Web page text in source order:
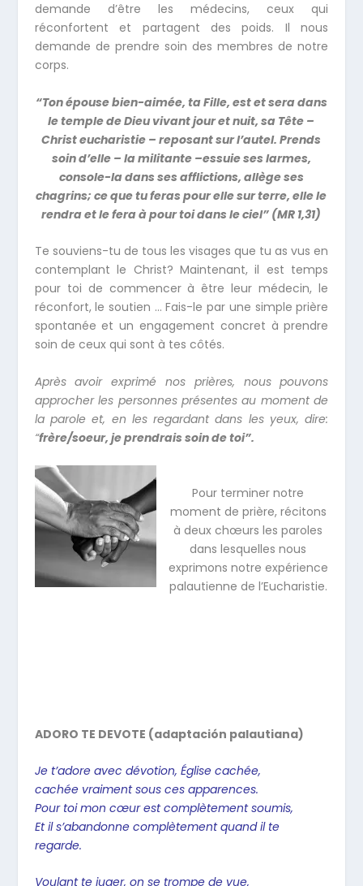
demande d’être les médecins, ceux qui
réconfortent et partagent des poids. Il nous
demande de prendre soin des membres de notre
corps.
“Ton épouse bien-aimée, ta Fille, est et sera dans
le temple de Dieu vivant jour et nuit, sa Tête –
Christ eucharistie – reposant sur l’autel. Prends
soin d’elle – la militante –essuie ses larmes,
console-la dans ses afflictions, allège ses
chagrins; ce que tu feras pour elle sur terre, elle le
rendra et le fera à pour toi dans le ciel” (MR 1,31)
Te souviens-tu de tous les visages que tu as vus en
contemplant le Christ? Maintenant, il est temps
pour toi de commencer à être leur médecin, le
réconfort, le soutien … Fais-le par une simple prière
spontanée et un engagement concret à prendre
soin de ceux qui sont à tes côtés.
Après avoir exprimé nos prières, nous pouvons
approcher les personnes présentes au moment de
la parole et, en les regardant dans les yeux, dire:
“frère/soeur, je prendrais soin de toi”.
Pour terminer notre
moment de prière, récitons
à deux chœurs les paroles
dans lesquelles nous
exprimons notre expérience
palautienne de l’Eucharistie.
ADORO TE DEVOTE (adaptación palautiana)
Je t’adore avec dévotion, Église cachée,
cachée vraiment sous ces apparences.
Pour toi mon cœur est complètement soumis,
Et il s’abandonne complètement quand il te
regarde.
Voulant te juger, on se trompe de vue,